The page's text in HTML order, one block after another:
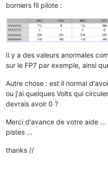
borniers fil pilote :
Il y a des valeurs anormales
sur le FP7 par exemple, ainsi
Autre chose : est il normal
ou j'ai quelques Volts qui
devrais avoir 0 ?
Merci d'avance de votre aide
pistes ...
thanks //